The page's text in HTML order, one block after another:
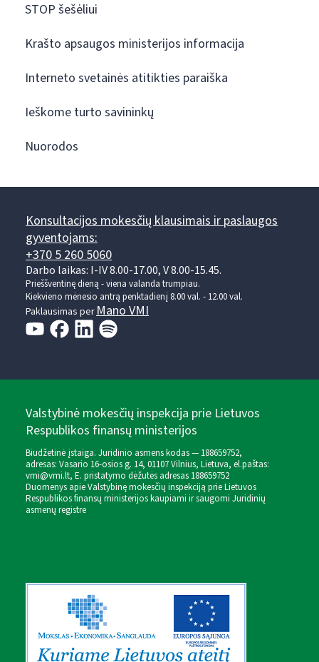
STOP šešėliui
Krašto apsaugos ministerijos informacija
Interneto svetainės atitikties paraiška
Ieškome turto savininkų
Nuorodos
Konsultacijos mokesčių klausimais ir paslaugos
gyventojams:
+370 5 260 5060
Darbo laikas: I-IV 8.00-17.00, V 8.00-15.45.
Prieššventinę dieną - viena valanda trumpiau.
Kiekvieno mėnesio antrą penktadienį 8.00 val. - 12.00 val.
Paklausimas perMano VMI
Valstybinė mokesčių inspekcija prie Lietuvos
Respublikos finansų ministerijos
Biudžetinė įstaiga. Juridinio asmens kodas — 188659752,
adresas: Vasario 16-osios g. 14, 01107 Vilnius, Lietuva, el.paštas:
vmi@vmi.lt, E. pristatymo dėžutės adresas 188659752
Duomenys apie Valstybinę mokesčių inspekciją prie Lietuvos
Respublikos finansų ministerijos kaupiami ir saugomi Juridinių
asmenų registre